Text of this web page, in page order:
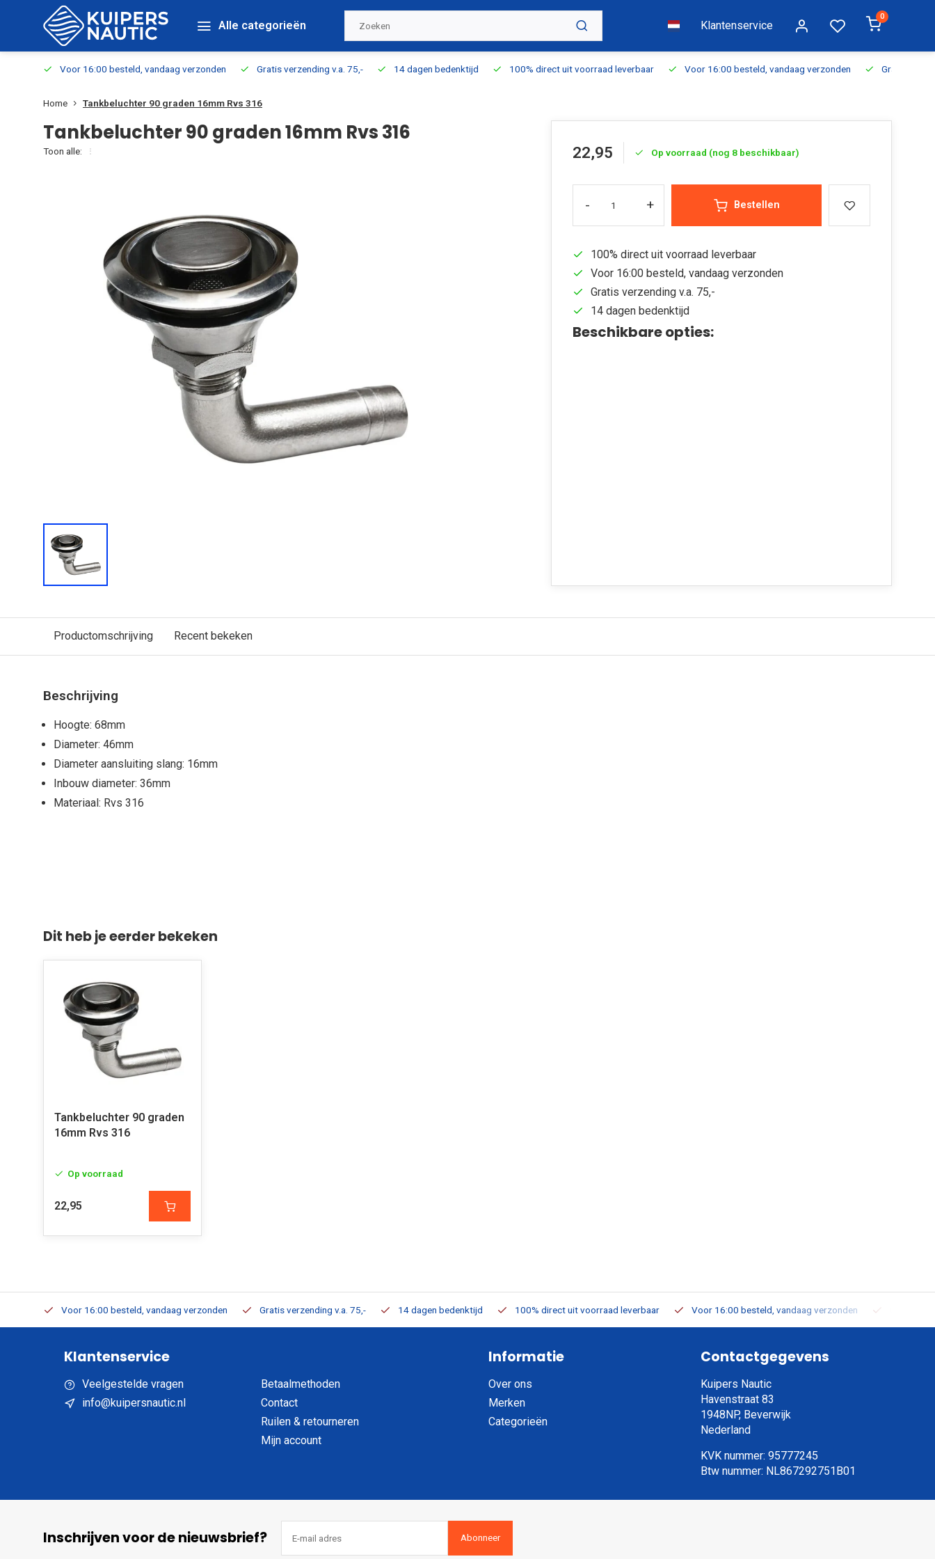
Alle categorieën Klantenservice
0
Voor 16:00 besteld, vandaag verzonden Gratis verzending v.a. 75,- 14 dagen bedenktijd 100% direct uit voorraad leverbaar Voor 16:00 besteld, vandaag verzonden Gratis
Home Tankbeluchter 90 graden 16mm Rvs 316
Tankbeluchter 90 graden 16mm Rvs 316
Toon alle: 22,95 Op voorraad (nog 8 beschikbaar)
- + Bestellen
100% direct uit voorraad leverbaar
Voor 16:00 besteld, vandaag verzonden
Gratis verzending v.a. 75,-
14 dagen bedenktijd
Beschikbare opties:
Productomschrijving Recent bekeken
Beschrijving
Hoogte: 68mm
Diameter: 46mm
Diameter aansluiting slang: 16mm
Inbouw diameter: 36mm
Materiaal: Rvs 316
Dit heb je eerder bekeken
Tankbeluchter 90 graden
16mm Rvs 316
Op voorraad
22,95
Voor 16:00 besteld, vandaag verzonden Gratis verzending v.a. 75,- 14 dagen bedenktijd 100% direct uit voorraad leverbaar Voor 16:00 besteld, vandaag verzonden
Klantenservice
Veelgestelde vragen
info@kuipersnautic.nl
Betaalmethoden
Contact
Ruilen & retourneren
Mijn account
Informatie
Over ons
Merken
Categorieën
Contactgegevens
Kuipers Nautic
Havenstraat 83
1948NP, Beverwijk
Nederland
KVK nummer: 95777245
Btw nummer: NL867292751B01
Inschrijven voor de nieuwsbrief? Abonneer